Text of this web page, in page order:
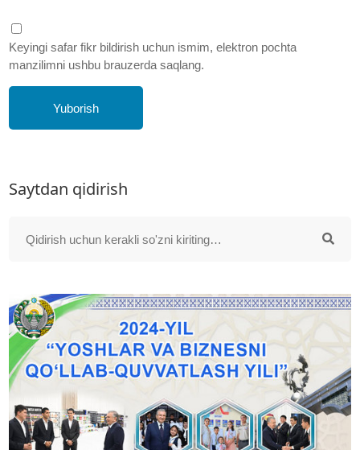
Saytdan qidirish
Keyingi safar fikr bildirish uchun ismim, elektron pochta
manzilimni ushbu brauzerda saqlang.
Yuborish